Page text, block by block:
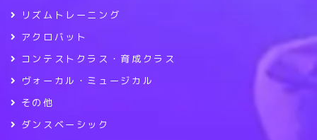
リズムトレーニング
アクロバット
コンテストクラス・育成クラス
ヴォーカル・ミュージカル
その他
ダンスベーシック